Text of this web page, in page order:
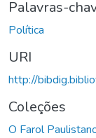
Palavras-
Política
URI
http://
Coleções
O Farol